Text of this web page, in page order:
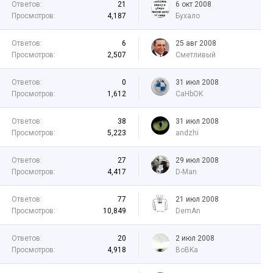
Ответов:
21
Просмотров:
4,187
6 окт 2008
Бухало
Ответов:
6
Просмотров:
2,507
25 авг 2008
Сметливый
Ответов:
0
Просмотров:
1,612
31 июл 2008
CaHbOK
Ответов:
38
Просмотров:
5,223
31 июл 2008
andzhi
Ответов:
27
Просмотров:
4,417
29 июл 2008
D-Man
Ответов:
77
Просмотров:
10,849
21 июл 2008
DemAn
Ответов:
20
Просмотров:
4,918
2 июл 2008
BoBKa